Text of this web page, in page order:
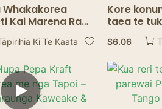
Whakakorea
Kai Marena Ra
Marena Tepu
Whakarewa Pepa
Ki Te Kaata
Kore
taea te
paepae
$6.06